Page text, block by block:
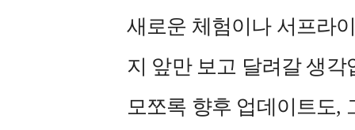
새로운 체험이나 서프라
지 앞만 보고 달려갈 생각
모쪼록 향후 업데이트도,